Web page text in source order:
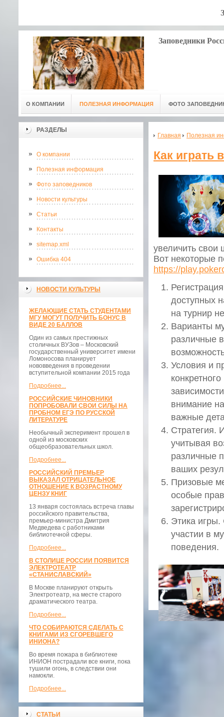
Заповедники
О КОМПАНИИ ПОЛЕЗНАЯ ИНФОРМАЦИЯ ФОТО
РАЗДЕЛЫ
О компании
Полезная информация
Фото заповедников
Новости культуры
Статьи
Контакты
sitemap.xml
Ошибка 404
НОВОСТИ КУЛЬТУРЫ
ЖЕЛАЮЩИЕ СТАТЬ СТУДЕНТАМИ
МГУ МОГУТ ПОЛУЧИТЬ БОНУС В
ВИДЕ 20 БАЛЛОВ
Один из самых престижных
столичных ВУЗов – Московский
государственный университет имени
Ломоносова планирует
нововведения в проведении
вступительной компании 2015 года
Подробнее...
РОССИЙСКИЕ ЧИНОВНИКИ
ПОПРОБОВАЛИ СВОИ СИЛЫ НА
ПРОБНОМ ЕГЭ ПО РУССКОЙ
ЛИТЕРАТУРЕ
Необычный эксперимент прошел в
одной из московских
общеобразовательных школ.
Подробнее...
РОССИЙСКИЙ ПРЕМЬЕР
ВЫКАЗАЛ ОТРИЦАТЕЛЬНОЕ
ОТНОШЕНИЕ К ВОЗРАСТНОМУ
ЦЕНЗУ КНИГ
13 января состоялась встреча главы
российского правительства,
премьер-министра Дмитрия
Медведева с работниками
библиотечной сферы.
Подробнее...
В СТОЛИЦЕ РОССИИ ПОЯВИТСЯ
ЭЛЕКТРОТЕАТР
«СТАНИСЛАВСКИЙ»
В Москве планируют открыть
Электротеатр, на месте старого
драматического театра.
Подробнее...
ЧТО СОБИРАЮТСЯ СДЕЛАТЬ С
КНИГАМИ ИЗ СГОРЕВШЕГО
ИНИОНА?
Во время пожара в библиотеке
ИНИОН пострадали все книги, пока
тушили огонь, в следствии они
намокли.
Подробнее...
СТАТЬИ
Главная Полезная
Как играть
увеличить свои
Вот некоторые
https://
доступных
на турнир
Варианты
различные
Условия и
внимание
важные
Стратегия.
учитывая
различные
ваших
Призовые
особые
Этика
участии в
поведения.